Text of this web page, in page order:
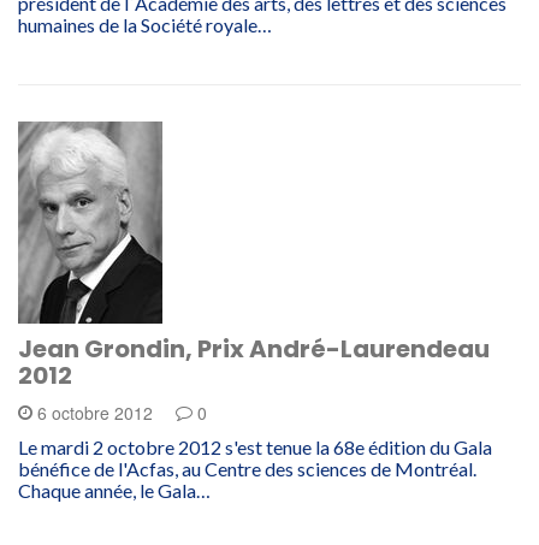
humaines de la Société royale…
Jean Grondin, Prix André-Laurendeau
2012
6 octobre 2012 0
Le mardi 2 octobre 2012 s'est tenue la 68e édition du Gala
bénéfice de l'Acfas, au Centre des sciences de Montréal.
Chaque année, le Gala…